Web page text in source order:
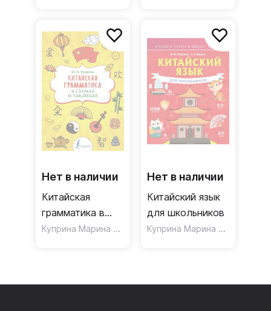
Нет в наличии
Китайская
грамматика в
схемах и
Куприна Марина Игоревна
Нет в наличии
Китайский язык
для школьников
Куприна Марина Игоревна